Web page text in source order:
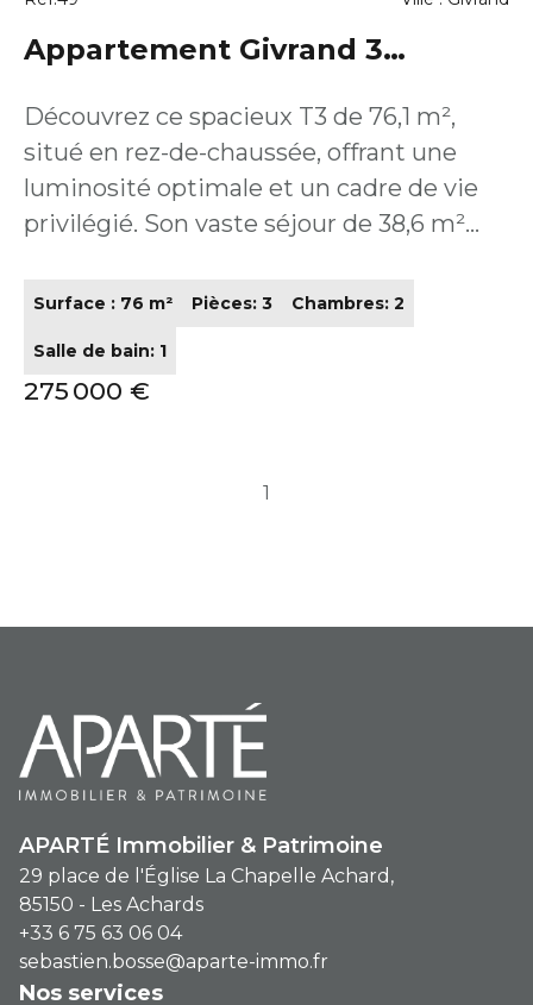
habiter ou investir sereinement.
Appartement Givrand 3
pièce(s) 76.1 m2
Découvrez ce spacieux T3 de 76,1 m²,
situé en rez-de-chaussée, offrant une
luminosité optimale et un cadre de vie
privilégié. Son vaste séjour de 38,6 m²
prolongée par un superbe jardin privatif
extérieur, idéal pour les beaux jours.
L'espace nuit se compose de deux
avec un agencement pensé pour le
bien rare, alliant volume, luminosité et
extérieur généreux, parfait pour habiter
ou investir sereinement.
Surface : 76 m² Pièces: 3 Chambres: 2
Salle de bain: 1
275 000 €
1
APARTÉ Immobilier & Patrimoine
29 place de l'Église La Chapelle Achard,
85150 - Les Achards
+33 6 75 63 06 04
sebastien.bosse@aparte-immo.fr
Nos services